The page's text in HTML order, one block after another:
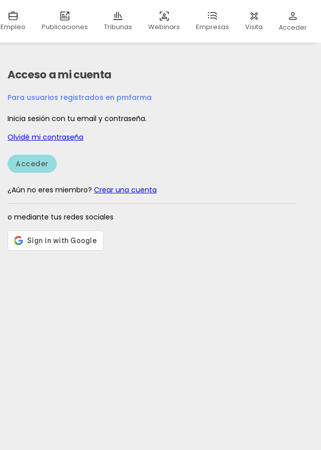
Empleo Publicaciones Tribunas Webinars Empresas Visita Acceder
Acceso a mi cuenta
Para usuarios registrados en pmfarma
Inicia sesión con tu email y contraseña.
Olvidé mi contraseña
Acceder
¿Aún no eres miembro? Crear una cuenta
o mediante tus redes sociales